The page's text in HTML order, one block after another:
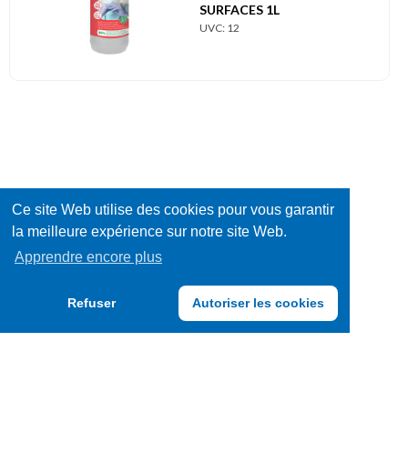
Ce site Web utilise des cookies pour vous garantir
la meilleure expérience sur notre site Web.
Apprendre encore plus
Refuser Autoriser les cookies
SURFACES 1L
UVC: 12